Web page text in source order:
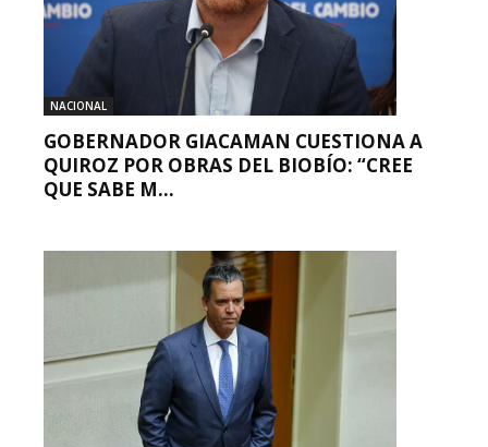
NACIONAL
GOBERNADOR GIACAMAN CUESTIONA A
QUIROZ POR OBRAS DEL BIOBÍO: “CREE
QUE SABE M...